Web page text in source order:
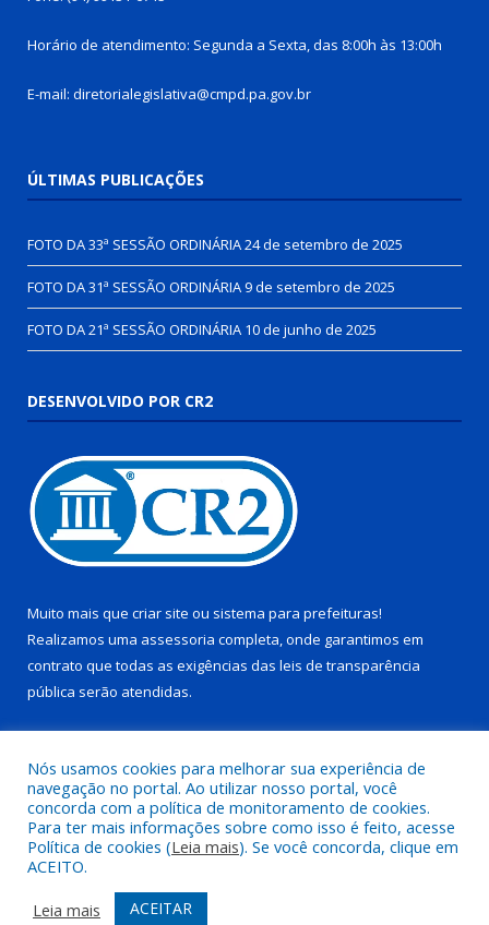
Horário de atendimento: Segunda a Sexta, das 8:00h às 13:00h
E-mail: diretorialegislativa@cmpd.pa.gov.br
ÚLTIMAS PUBLICAÇÕES
FOTO DA 33ª SESSÃO ORDINÁRIA24 de setembro de 2025
FOTO DA 31ª SESSÃO ORDINÁRIA9 de setembro de 2025
FOTO DA 21ª SESSÃO ORDINÁRIA 10 de junho de 2025
DESENVOLVIDO POR CR2
Muito mais que criar site ou sistema para prefeituras!
Realizamos uma assessoria completa, onde garantimos em
contrato que todas as exigências das leis de transparência
pública serão atendidas.
Todos os direitos reservados a Câmara Municipal de Pau D’arco.
Mapa do Site
Acessar Área Administrativa
Nós usamos cookies para melhorar sua experiência de
navegação no portal. Ao utilizar nosso portal, você
concorda com a política de monitoramento de cookies.
Para ter mais informações sobre como isso é feito, acesse
Política de cookies (Leia mais). Se você concorda, clique em
ACEITO.
Leia mais
ACEITAR